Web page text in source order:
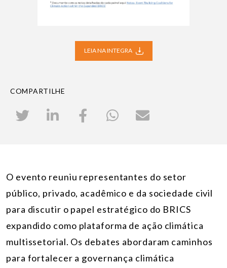
LEIA NA INTEGRA
COMPARTILHE
O evento reuniu representantes do setor
público, privado, acadêmico e da sociedade civil
para discutir o papel estratégico do BRICS
expandido como plataforma de ação climática
multissetorial. Os debates abordaram caminhos
para fortalecer a governança climática